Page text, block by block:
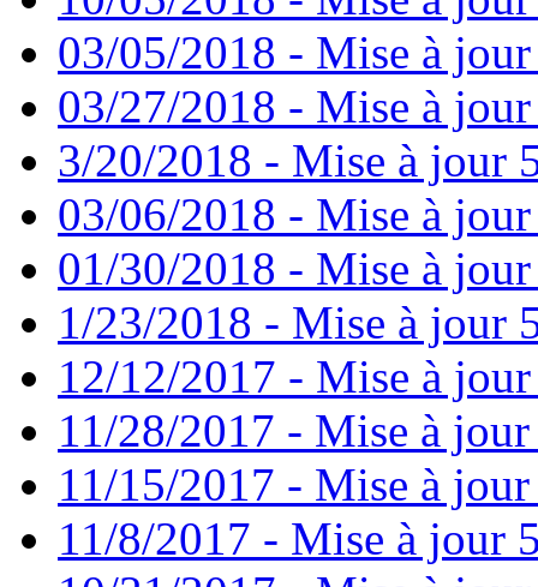
03/05/2018 - Mise à
03/27/2018 - Mise à
3/20/2018 - Mise à jour
03/06/2018 - Mise à
01/30/2018 - Mise à
1/23/2018 - Mise à jour
12/12/2017 - Mise à
11/28/2017 - Mise à
11/15/2017 - Mise à
11/8/2017 - Mise à jour